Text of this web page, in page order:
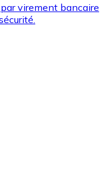
pour acheter
vos marques
virement bancaire